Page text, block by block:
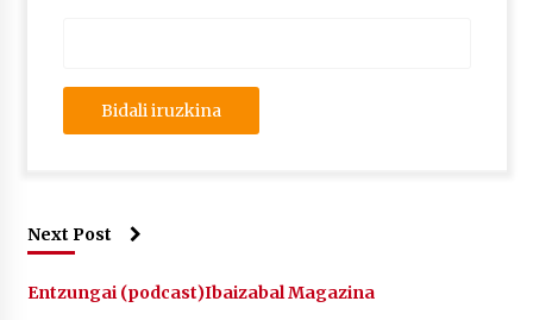
Next Post
Entzungai (podcast)Ibaizabal Magazina